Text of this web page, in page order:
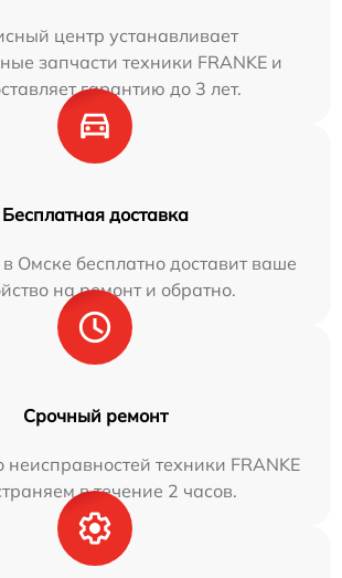
центр устанавливает
запчасти техники FRANKE и
гарантию до 3 лет.
Бесплатная доставка
Омске бесплатно доставит ваше
на ремонт и обратно.
Срочный ремонт
техники FRANKE
в течение 2 часов.